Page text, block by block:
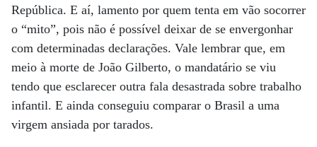
República. E aí, lamento por quem tenta em vão socorrer
o “mito”, pois não é possível deixar de se envergonhar
com determinadas declarações. Vale lembrar que, em
meio à morte de João Gilberto, o mandatário se viu
tendo que esclarecer outra fala desastrada sobre trabalho
infantil. E ainda conseguiu comparar o Brasil a uma
virgem ansiada por tarados.